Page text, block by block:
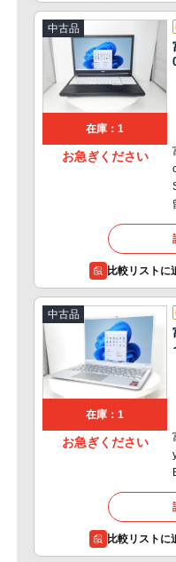
中古品
在庫：1
お急ぎください
比較リストに
中古品
在庫：1
お急ぎください
比較リストに